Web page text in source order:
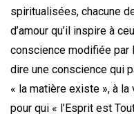
spiritualisées, chacune
d’amour qu’il inspire à
conscience modifiée par
dire une conscience qui
« la matière existe », à
pour qui « l’Esprit est